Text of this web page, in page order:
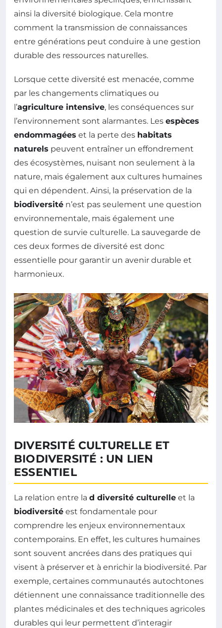
ainsi la diversité biologique. Cela montre
comment la transmission de connaissances
entre générations peut conduire à une gestion
durable des ressources naturelles.
Lorsque cette diversité est menacée, comme
par les changements climatiques ou
l’agriculture intensive, les conséquences sur
l’environnement sont alarmantes. Les espèces
endommagées et la perte des habitats
naturels peuvent entraîner un effondrement
des écosystèmes, nuisant non seulement à la
nature, mais également aux cultures humaines
qui en dépendent. Ainsi, la préservation de la
biodiversité n’est pas seulement une question
environnementale, mais également une
question de survie culturelle. La sauvegarde de
ces deux formes de diversité est donc
essentielle pour garantir un avenir durable et
harmonieux.
DIVERSITÉ CULTURELLE ET
BIODIVERSITÉ : UN LIEN
ESSENTIEL
La relation entre la d diversité culturelle et la
biodiversité est fondamentale pour
comprendre les enjeux environnementaux
contemporains. En effet, les cultures humaines
sont souvent ancrées dans des pratiques qui
visent à préserver et à enrichir la biodiversité. Par
exemple, certaines communautés autochtones
détiennent une connaissance traditionnelle des
plantes médicinales et des techniques agricoles
durables qui leur permettent d’interagir